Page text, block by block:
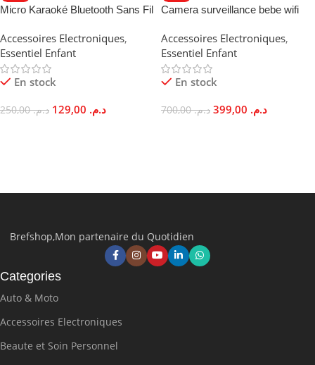
Micro Karaoké Bluetooth Sans Fil
Accessoires Electroniques,
Essentiel Enfant
En stock
د.م.250,00 د.م.
Camera surveillance bebe wifi
Accessoires Electroniques,
Essentiel Enfant
En stock
د.م.700,00 د.م.
Brefshop,Mon partenaire du Quotidien
Categories
Auto & Moto
Accessoires Electroniques
Beaute et Soin Personnel